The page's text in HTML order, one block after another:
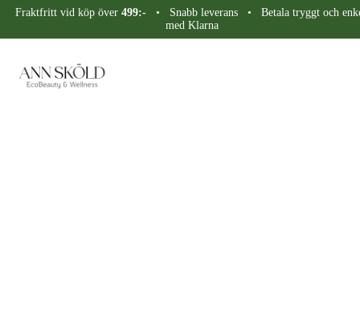
Fraktfritt vid köp över 499:-• Snabb leverans • Betala tryggt och
med Klarna